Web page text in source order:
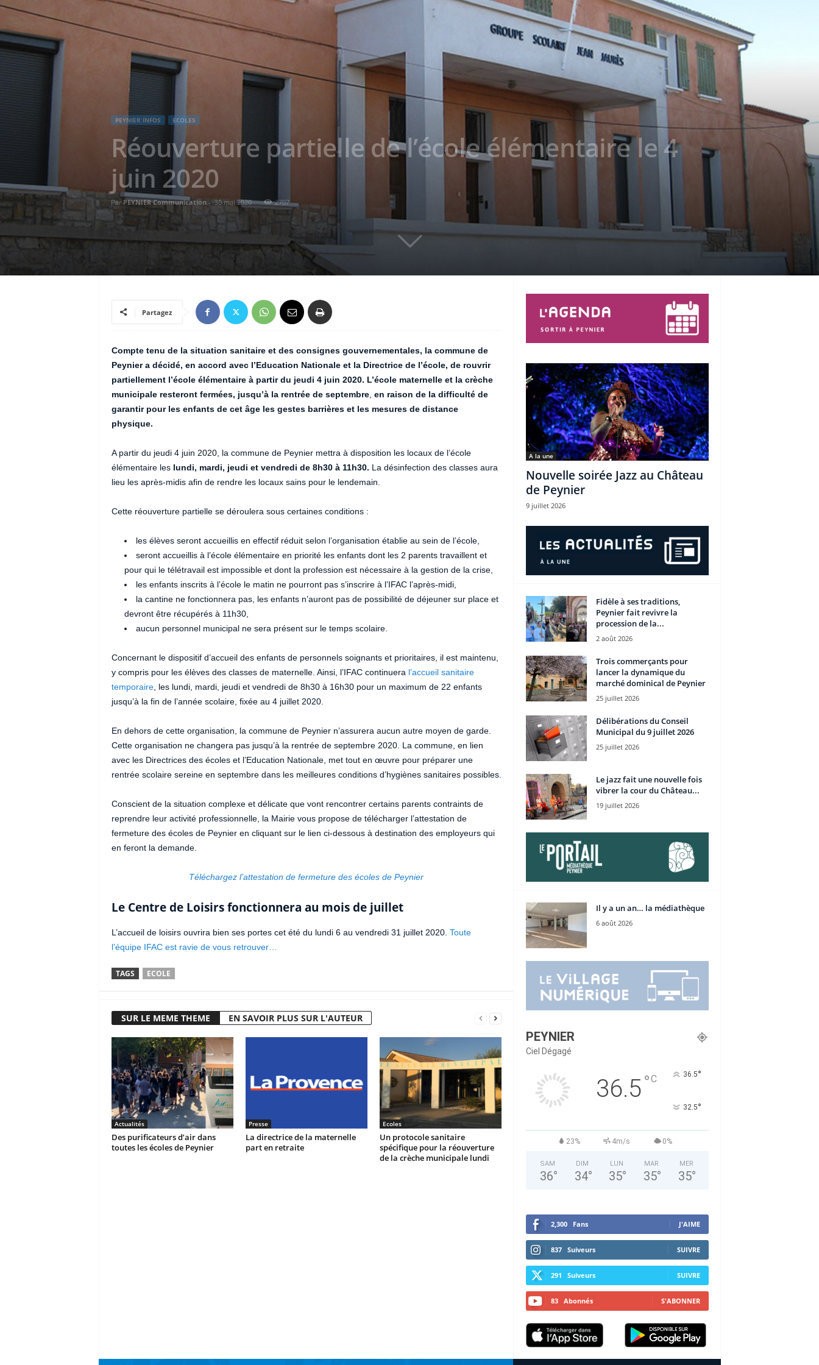
PEYNIER INFOS ECOLES
Réouverture partielle de l’école élémentaire le 4
juin 2020
Par PEYNIER Communication- 30 mai 2020 2707
Partagez
Compte tenu de la situation sanitaire et des consignes gouvernementales, la commune de
Peynier a décidé, en accord avec l’Education Nationale et la Directrice de l’école, de rouvrir
partiellement l’école élémentaire à partir du jeudi 4 juin 2020. L’école maternelle et la crèche
municipale resteront fermées, jusqu’à la rentrée de septembre, en raison de la difficulté de
garantir pour les enfants de cet âge les gestes barrières et les mesures de distance
physique.
A partir du jeudi 4 juin 2020, la commune de Peynier mettra à disposition les locaux de l’école
élémentaire les lundi, mardi, jeudi et vendredi de 8h30 à 11h30. La désinfection des classes aura
lieu les après-midis afin de rendre les locaux sains pour le lendemain.
Cette réouverture partielle se déroulera sous certaines conditions :
les élèves seront accueillis en effectif réduit selon l’organisation établie au sein de l’école,
seront accueillis à l’école élémentaire en priorité les enfants dont les 2 parents travaillent et
pour qui le télétravail est impossible et dont la profession est nécessaire à la gestion de la crise,
les enfants inscrits à l’école le matin ne pourront pas s’inscrire à l’IFAC l’après-midi,
la cantine ne fonctionnera pas, les enfants n’auront pas de possibilité de déjeuner sur place et
devront être récupérés à 11h30,
aucun personnel municipal ne sera présent sur le temps scolaire.
Concernant le dispositif d’accueil des enfants de personnels soignants et prioritaires, il est maintenu,
y compris pour les élèves des classes de maternelle. Ainsi, l’IFAC continuera l’accueil sanitaire
temporaire, les lundi, mardi, jeudi et vendredi de 8h30 à 16h30 pour un maximum de 22 enfants
jusqu’à la fin de l’année scolaire, fixée au 4 juillet 2020.
En dehors de cette organisation, la commune de Peynier n’assurera aucun autre moyen de garde.
Cette organisation ne changera pas jusqu’à la rentrée de septembre 2020. La commune, en lien
avec les Directrices des écoles et l’Education Nationale, met tout en œuvre pour préparer une
rentrée scolaire sereine en septembre dans les meilleures conditions d’hygiènes sanitaires possibles.
Conscient de la situation complexe et délicate que vont rencontrer certains parents contraints de
reprendre leur activité professionnelle, la Mairie vous propose de télécharger l’attestation de
fermeture des écoles de Peynier en cliquant sur le lien ci-dessous à destination des employeurs qui
en feront la demande.
Téléchargez l’attestation de fermeture des écoles de Peynier
Le Centre de Loisirs fonctionnera au mois de juillet
L’accueil de loisirs ouvrira bien ses portes cet été du lundi 6 au vendredi 31 juillet 2020. Toute
l’équipe IFAC est ravie de vous retrouver…
TAGS ECOLE
SUR LE MEME THEME EN SAVOIR PLUS SUR L'AUTEUR
Actualités
Des purificateurs d’air dans
toutes les écoles de Peynier
Presse
La directrice de la maternelle
part en retraite
Ecoles
Un protocole sanitaire
spécifique pour la réouverture
de la crèche municipale lundi
A la une
Nouvelle soirée Jazz au Château
de Peynier
9 juillet 2026
Fidèle à ses traditions,
Peynier fait revivre la
procession de la...
2 août 2026
Trois commerçants pour
lancer la dynamique du
marché dominical de Peynier
25 juillet 2026
Délibérations du Conseil
Municipal du 9 juillet 2026
25 juillet 2026
Le jazz fait une nouvelle fois
vibrer la cour du Château...
19 juillet 2026
Il y a un an… la médiathèque
6 août 2026
PEYNIER
Ciel Dégagé
36.5°C 36.5°
32.5°
23% 4m/s 0%
SAM
36°
DIM
34°
LUN
35°
MAR
35°
MER
35°
2,300 Fans J'AIME
837 Suiveurs SUIVRE
291 Suiveurs SUIVRE
83 Abonnés S'ABONNER